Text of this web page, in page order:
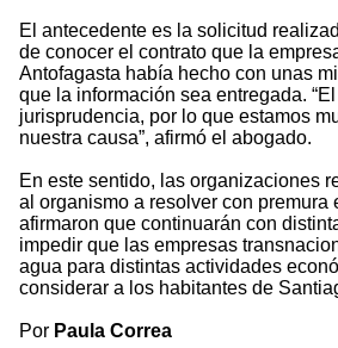
El antecedente es la solicitud
de conocer el contrato que la
Antofagasta había hecho con unas
que la información sea entregada.
jurisprudencia, por lo que estamos
nuestra causa”, afirmó el abogado.
En este sentido, las organizaciones
al organismo a resolver con premura
afirmaron que continuarán con
impedir que las empresas
agua para distintas actividades
considerar a los habitantes de
Por Paula Correa